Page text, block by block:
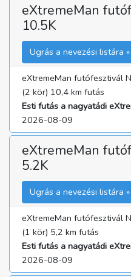
eXtremeMan
10.5K
Ugrás a nevezési listára »
eXtremeMan futófesztivál
(2 kör) 10,4 km futás
Esti futás a nagyatádi
2026-08-09
eXtremeMan
5.2K
Ugrás a nevezési listára »
eXtremeMan futófesztivál
(1 kör) 5,2 km futás
Esti futás a nagyatádi
2026-08-09